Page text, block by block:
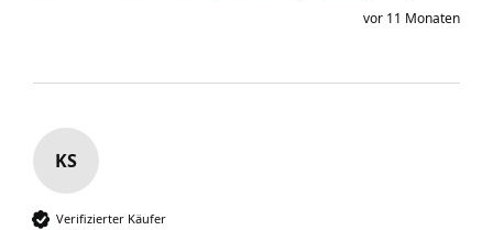
vor 11 Monaten
KS
Verifizierter Käufer